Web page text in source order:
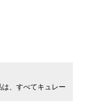
、すべてキュレー